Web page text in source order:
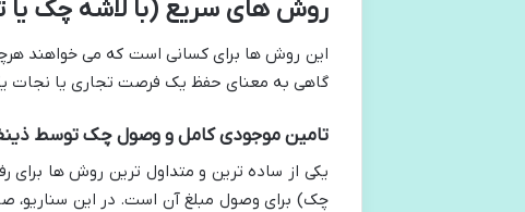
روش های سریع (با لاشه چک یا تامین
این روش ها برای کسانی است که می خواهند
گاهی به معنای حفظ یک فرصت تجاری یا نجات
تامین موجودی کامل و وصول چک توسط
یکی از ساده ترین و متداول ترین روش ها برای
چک) برای وصول مبلغ آن است. در این سناریو،